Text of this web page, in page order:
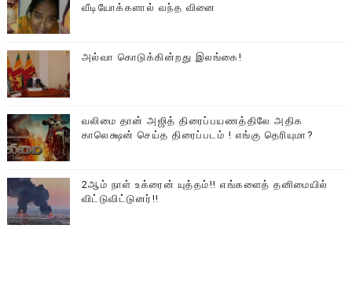
வீடியோக்களால் வந்த வினை
அல்வா கொடுக்கின்றது இலங்கை!
வலிமை தான் அஜித் திரைப்பயணத்திலே அதிக
காலெக்ஷன் செய்த திரைப்படம் ! எங்கு தெரியுமா?
2ஆம் நாள் உக்ரைன் யுத்தம்!! எங்களைத் தனிமையில்
விட்டுவிட்டுனர்!!